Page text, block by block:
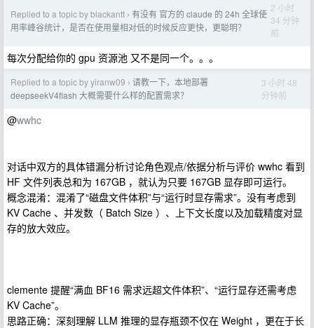
Replied to a topic by blackantt › 有没有 官方的 claude 的 24h 全球使
用率峰谷统计，是否在使用量相对低的时候反应更快，更聪明？
2 小时
34 分钟
前
每次分配给你的 gpu 资源池 又不是同一个。。。
Replied to a topic by yiranw09 › 请教一下，本地部署
deepseekV4flash 大概需要什么样的配置需求？
3 小时 48
分钟前
@wwhc
对话中双方的具体错漏分析讨论角色观点/依据分析与评价 wwhc 看到
HF 文件列表总和为 167GB ，就认为只要 167GB 显存即可运行。
概念混淆：混淆了“磁盘文件体积”与“运行时显存需求”。没有考虑到
KV Cache 、并发数（ Batch Size ）、上下文长度以及加载精度对显
存的放大效应。
clemente 提醒“满血 BF16 需求远超文件体积”、“运行显存还需考虑
KV Cache”。
思路正确：深刻理解 LLM 推理的显存瓶颈不仅在 Weight ，更在于长